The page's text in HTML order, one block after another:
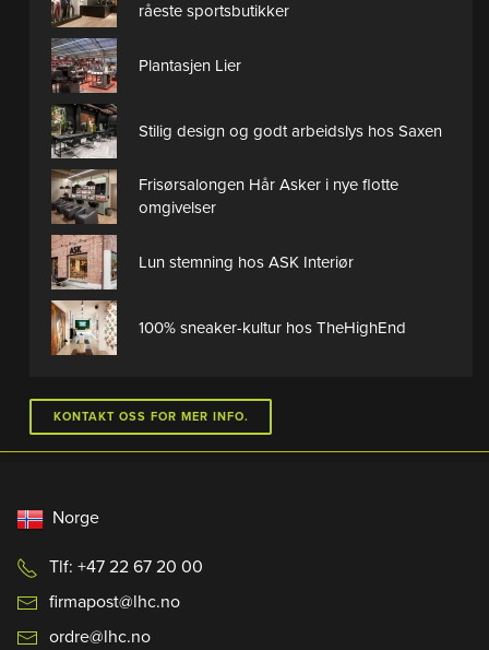
råeste sportsbutikker
Plantasjen Lier
Stilig design og godt arbeidslys hos Saxen
Frisørsalongen Hår Asker i nye flotte
omgivelser
Lun stemning hos ASK Interiør
100% sneaker-kultur hos TheHighEnd
KONTAKT OSS FOR MER INFO.
Norge
Tlf: +47 22 67 20 00
firmapost@lhc.no
ordre@lhc.no